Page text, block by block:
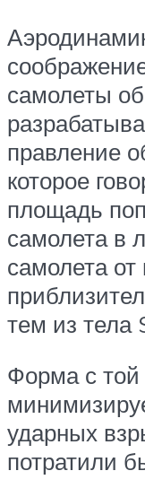
самолеты
правление
которое
площадь
самолета в
самолета
тем из тела
Форма с той
ударных
потратили